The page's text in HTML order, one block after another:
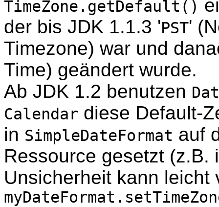
TimeZone.getDefault()
der bis JDK 1.1.3 'PST'
Timezone) war und
Time) geändert wurde.
Ab JDK 1.2 benutzen
Calendar diese Default-
in SimpleDateFormat auf
Ressource gesetzt (z.B.
Unsicherheit kann leicht